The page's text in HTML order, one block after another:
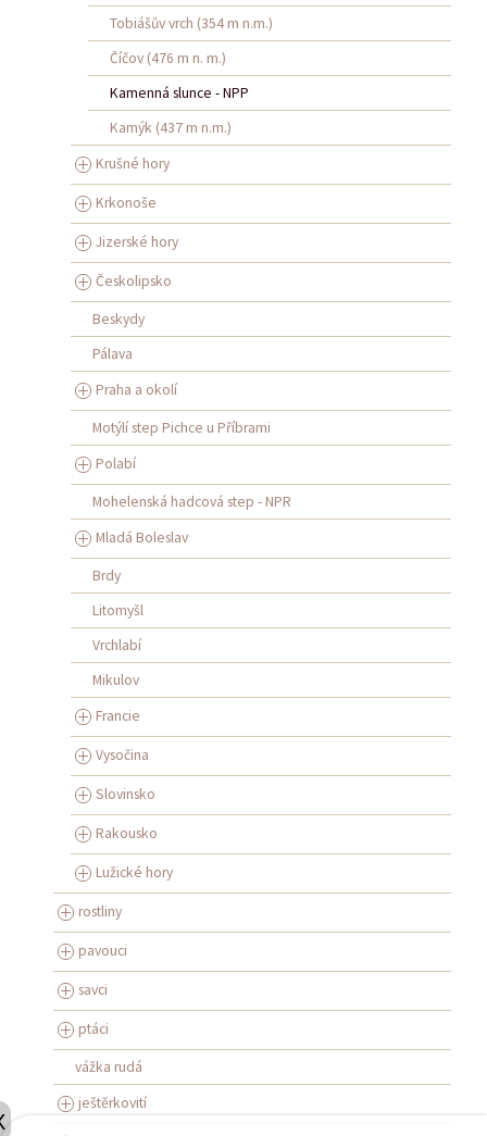
Tobiášův vrch (354 m n.m.)
Číčov (476 m n. m.)
Kamenná slunce - NPP
Kamýk (437 m n.m.)
Krušné hory
Krkonoše
Jizerské hory
Českolipsko
Beskydy
Pálava
Praha a okolí
Motýlí step Pichce u Příbrami
Polabí
Mohelenská hadcová step - NPR
Mladá Boleslav
Brdy
Litomyšl
Vrchlabí
Mikulov
Francie
Vysočina
Slovinsko
Rakousko
Lužické hory
rostliny
pavouci
savci
ptáci
vážka rudá
ještěrkovití